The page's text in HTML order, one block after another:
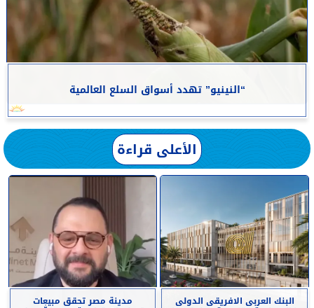
“النينيو” تهدد أسواق السلع العالمية
الأعلى قراءة
البنك العربى الافريقى الدولى مدينة مصر تحقق مبيعات